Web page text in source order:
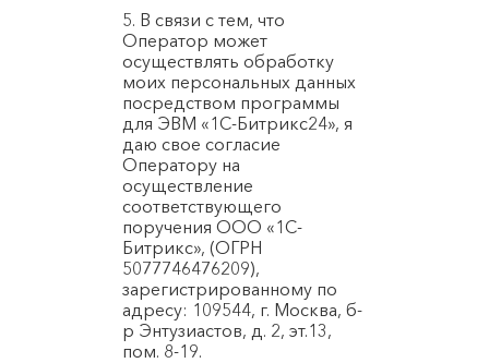
5. В связи с тем, что
Оператор может
осуществлять обработку
моих персональных данных
посредством программы
для ЭВМ «1С-Битрикс24», я
даю свое согласие
Оператору на
осуществление
соответствующего
поручения ООО «1С-
Битрикс», (ОГРН
5077746476209),
зарегистрированному по
адресу: 109544, г. Москва, б-
р Энтузиастов, д. 2, эт.13,
пом. 8-19.